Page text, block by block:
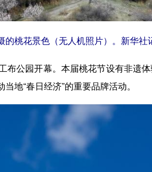
桃花景色（无人机照片）。新华社
公园开幕。本届桃花节设有非遗
地“春日经济”的重要品牌活动。